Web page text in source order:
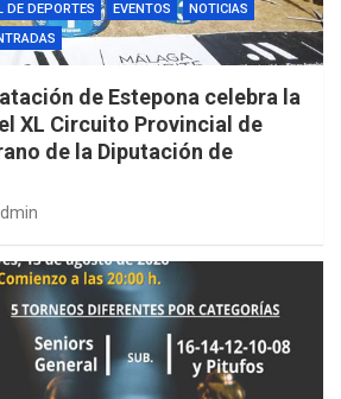
DE DEPORTES EVENTOS
NOTICIAS
de Estepona celebra la
XL Circuito Provincial de
de la Diputación de